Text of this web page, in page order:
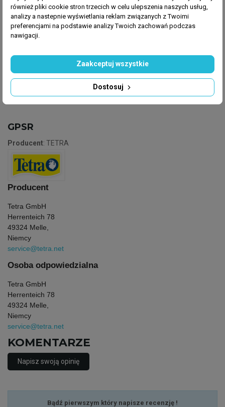
Poprawia samopoczucie ryb
Sprzyja wzrostowi roślin i namnażaniu się
GPSR
Producent: TETRA
Producent
Tetra GmbH
Herrenteich 78
49324 Melle,
Niemcy
service@tetra.net
Osoba odpowiedzialna
Tetra GmbH
Herrenteich 78
49324 Melle,
Niemcy
service@tetra.net
KOMENTARZE
Napisz swoją opinię
Bądź pierwszym który napisze recenzję !
również pliki cookie stron trzecich w celu ulepszenia naszych usług,
analizy a nastepnie wyświetlania reklam związanych z Twoimi
preferencjami na podstawie analizy Twoich zachowań podczas
nawigacji.
Dostosuj
Zaakceptuj wszystkie